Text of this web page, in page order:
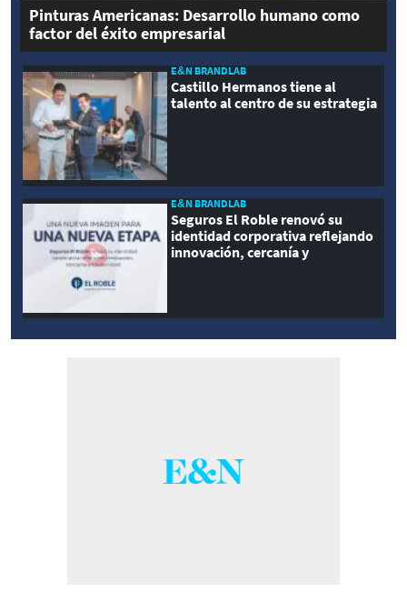
Pinturas Americanas: Desarrollo humano como
factor del éxito empresarial
E&N BRANDLAB
Castillo Hermanos tiene al
talento al centro de su estrategia
E&N BRANDLAB
Seguros El Roble renovó su
identidad corporativa reflejando
innovación, cercanía y